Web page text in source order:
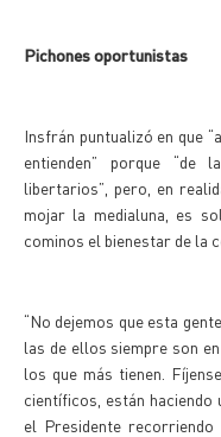
Pichones oportunistas
Insfrán puntualizó en que
entienden” porque
libertarios”, pero, en
mojar la medialuna, es
cominos el bienestar de la
“No dejemos que esta
las de ellos siempre son
los que más tienen.
científicos, están
el Presidente recorriendo